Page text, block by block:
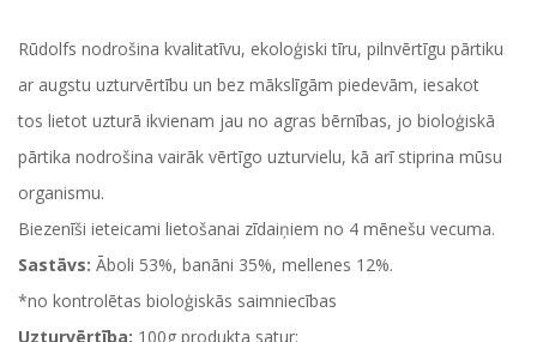
Rūdolfs nodrošina kvalitatīvu, ekoloģiski tīru, pilnvērtīgu pārtiku
ar augstu uzturvērtību un bez mākslīgām piedevām, iesakot
tos lietot uzturā ikvienam jau no agras bērnības, jo bioloģiskā
pārtika nodrošina vairāk vērtīgo uzturvielu, kā arī stiprina mūsu
organismu.
Biezenīši ieteicami lietošanai zīdaiņiem no 4 mēnešu vecuma.
Sastāvs: Āboli 53%, banāni 35%, mellenes 12%.
*no kontrolētas bioloģiskās saimniecības
Uzturvērtība: 100g produkta satur: